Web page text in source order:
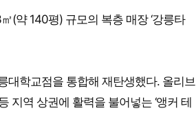
(약 140평) 규모의 복층 매장 ‘강릉타
대학교점을 통합해 재탄생했다. 올리브
지역 상권에 활력을 불어넣는 ‘앵커 테